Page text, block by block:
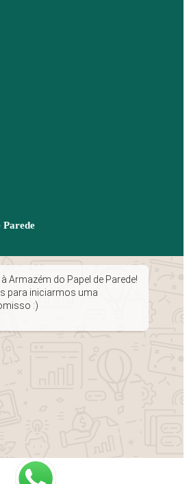
Parede
Armazém do Papel de Parede!
para iniciarmos uma
:)